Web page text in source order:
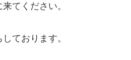
てください。
ております。